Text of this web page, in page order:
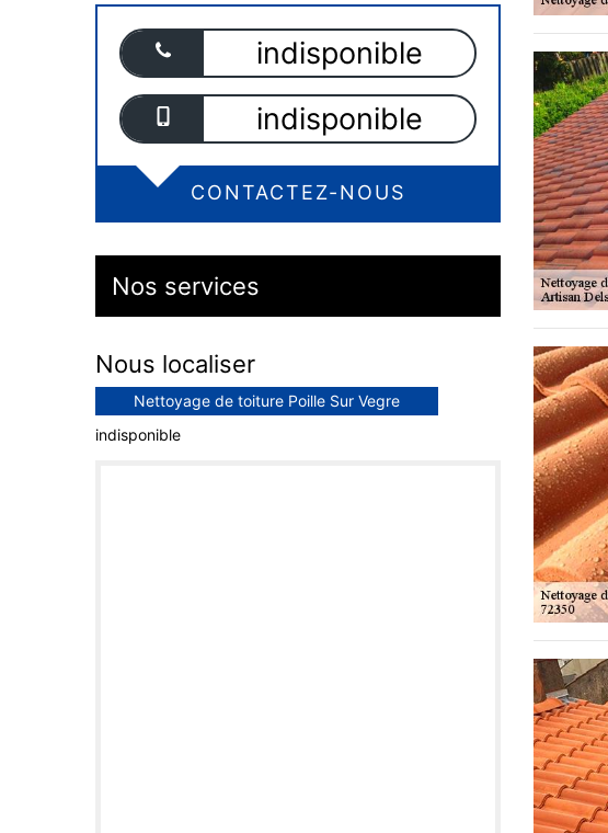
indisponible
indisponible
CONTACTEZ-NOUS
Nos services
Nous localiser
Nettoyage de toiture Poille Sur Vegre
indisponible